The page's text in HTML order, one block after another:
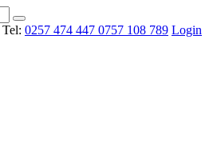
Tel: 0257 474 447 0757 108 789 Login